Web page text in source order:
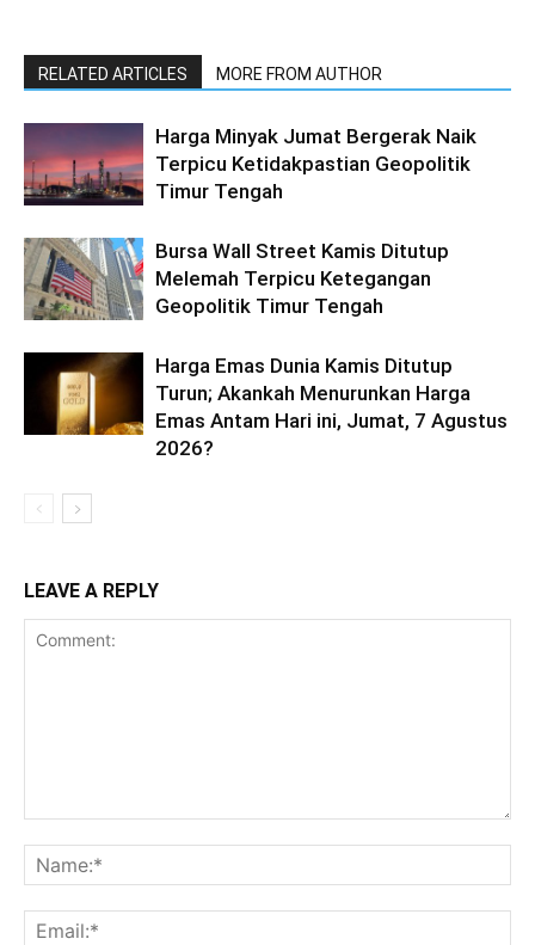
RELATED ARTICLES MORE FROM AUTHOR
Harga Minyak Jumat Bergerak Naik
Terpicu Ketidakpastian Geopolitik
Timur Tengah
Bursa Wall Street Kamis Ditutup
Melemah Terpicu Ketegangan
Geopolitik Timur Tengah
Harga Emas Dunia Kamis Ditutup
Turun; Akankah Menurunkan Harga
Emas Antam Hari ini, Jumat, 7 Agustus
2026?
LEAVE A REPLY